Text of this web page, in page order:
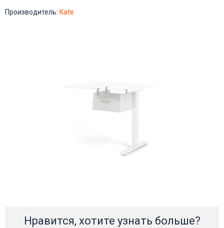
Производитель: Kate
Нравится, хотите узнать больше?